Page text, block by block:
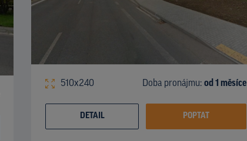
510x240 Doba pronájmu: od 1 měsíce
DETAIL POPTAT